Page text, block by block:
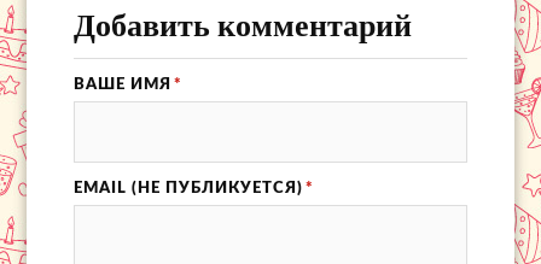
Добавить комментарий
ВАШЕ ИМЯ *
EMAIL (НЕ ПУБЛИКУЕТСЯ) *